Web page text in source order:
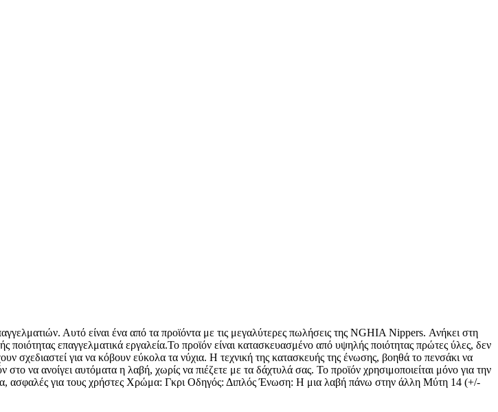
Αυτό είναι ένα από τα προϊόντα με τις μεγαλύτερες πωλήσεις της NGHIA Nippers. Ανήκει στη
ποιότητας επαγγελματικά εργαλεία.Το προϊόν είναι κατασκευασμένο από υψηλής ποιότητας πρώτες ύλες, δεν
σχεδιαστεί για να κόβουν εύκολα τα νύχια. Η τεχνική της κατασκευής της ένωσης, βοηθά το πενσάκι να
να ανοίγει αυτόματα η λαβή, χωρίς να πιέζετε με τα δάχτυλά σας. Το προϊόν χρησιμοποιείται μόνο για την
ασφαλές για τους χρήστες Χρώμα: Γκρι Οδηγός: Διπλός Ένωση: Η μια λαβή πάνω στην άλλη Μύτη 14 (+/-